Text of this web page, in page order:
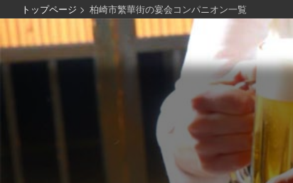
トップページ > 柏崎市繁華街の宴会コンパニオン一覧